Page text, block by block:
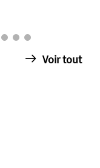
Voir tout